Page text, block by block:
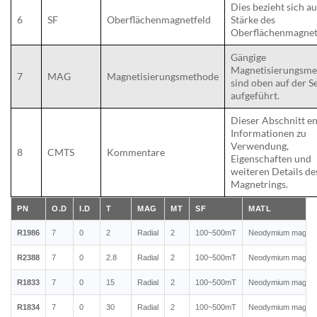
6 SF Oberflächenmagnetfeld
Dies bezieht sich
Stärke des
7 MAG Magnetisierungsmethode
Gängige
sind oben auf der
aufgeführt.
8 CMTS Kommentare
Dieser Abschnitt
Informationen zu
Verwendung,
Eigenschaften und
weiteren Details
Magnetrings.
PN O.D I.D T MAG MT SF MATL
R1986 7 0 2 Radial 2 100~500mT Neodymium
R2388 7 0 2.8 Radial 2 100~500mT Neodymium
R1833 7 0 15 Radial 2 100~500mT Neodymium
R1834 7 0 30 Radial 2 100~500mT Neodymium